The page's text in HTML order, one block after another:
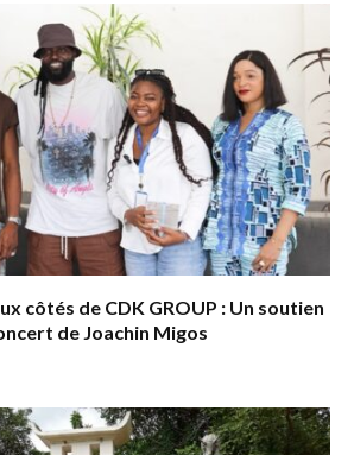
côtés de CDK GROUP : Un soutien
de Joachin Migos